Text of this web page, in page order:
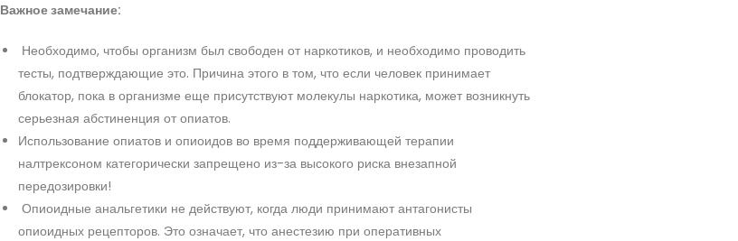
Важное замечание:
Необходимо, чтобы организм был свободен от наркотиков, и необходимо проводить
тесты, подтверждающие это. Причина этого в том, что если человек принимает
блокатор, пока в организме еще присутствуют молекулы наркотика, может возникнуть
серьезная абстиненция от опиатов.
Использование опиатов и опиоидов во время поддерживающей терапии
налтрексоном категорически запрещено из-за высокого риска внезапной
передозировки!
Опиоидные анальгетики не действуют, когда люди принимают антагонисты
опиоидных рецепторов. Это означает, что анестезию при оперативных